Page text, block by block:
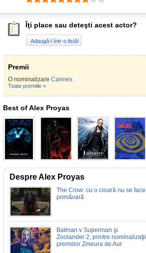
Îţi place sau deteşti acest actor?
Adaugă-l într-o listă!
Premii
O nominalizare Cannes
Toate premiile »
Best of Alex Proyas
Despre Alex Proyas
The Crow: cu o cioară nu se face
primăvară
Batman v Superman şi
Zoolander 2, printre nominalizaţii
premiilor Zmeura de Aur